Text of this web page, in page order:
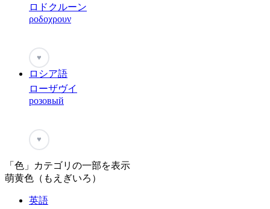
ロドクルーン
ροδοχρουν
♥
ロシア語
ローザヴイ
розовый
♥
「色」カテゴリの一部を表示
萌黄色（もえぎいろ）
英語